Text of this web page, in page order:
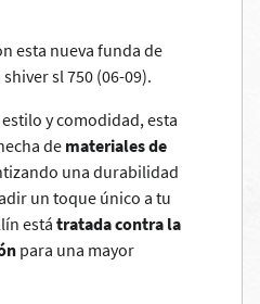
esta nueva funda de
sl 750 (06-09).
y comodidad, esta
de materiales de
una durabilidad
un toque único a tu
está tratada contra la
para una mayor